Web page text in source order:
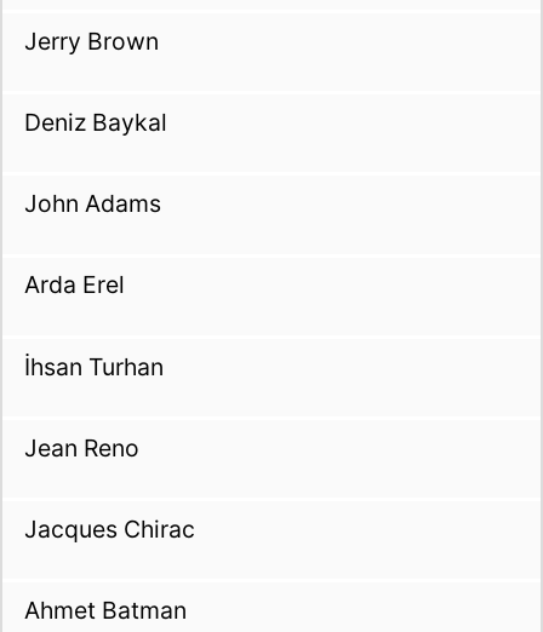
Jerry Brown
Deniz Baykal
John Adams
Arda Erel
İhsan Turhan
Jean Reno
Jacques Chirac
Ahmet Batman